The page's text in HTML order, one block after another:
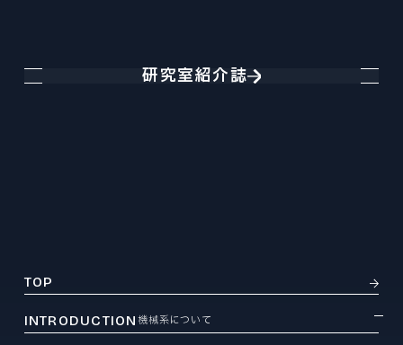
研究室紹介誌
TOP
INTRODUCTION 機械系について